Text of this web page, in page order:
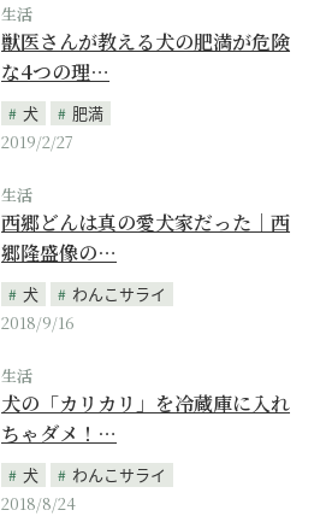
生活
獣医さんが教える犬の肥満が危険
な4つの理…
犬
肥満
2019/2/27
生活
西郷どんは真の愛犬家だった｜西
郷隆盛像の…
犬
わんこサライ
2018/9/16
生活
犬の「カリカリ」を冷蔵庫に入れ
ちゃダメ！…
犬
わんこサライ
2018/8/24